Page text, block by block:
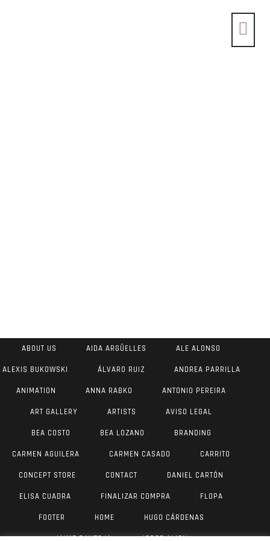
ABOUT US AIDA ARGÜELLES ALE ALONSO
ALEXIS BUKOWSKI ÁLVARO RUIZ ANDREA PARRILLA
ANIMATION ANNA RABKO ANTONIO PEREIRA
ART GALLERY ARTISTS AVISO LEGAL
BEA COSTO BEA LOZANO BRANDING
CARMEN AGUILERA CARMEN CASADO CARRITO
CONCEPT STORE CONTACT DANIEL CARTÓN
ELISA CUADRA FINALIZAR COMPRA FLOPA
FOOTER HOME HUGO CÁRDENAS
JAIME PANTOJA JORGE AIJON